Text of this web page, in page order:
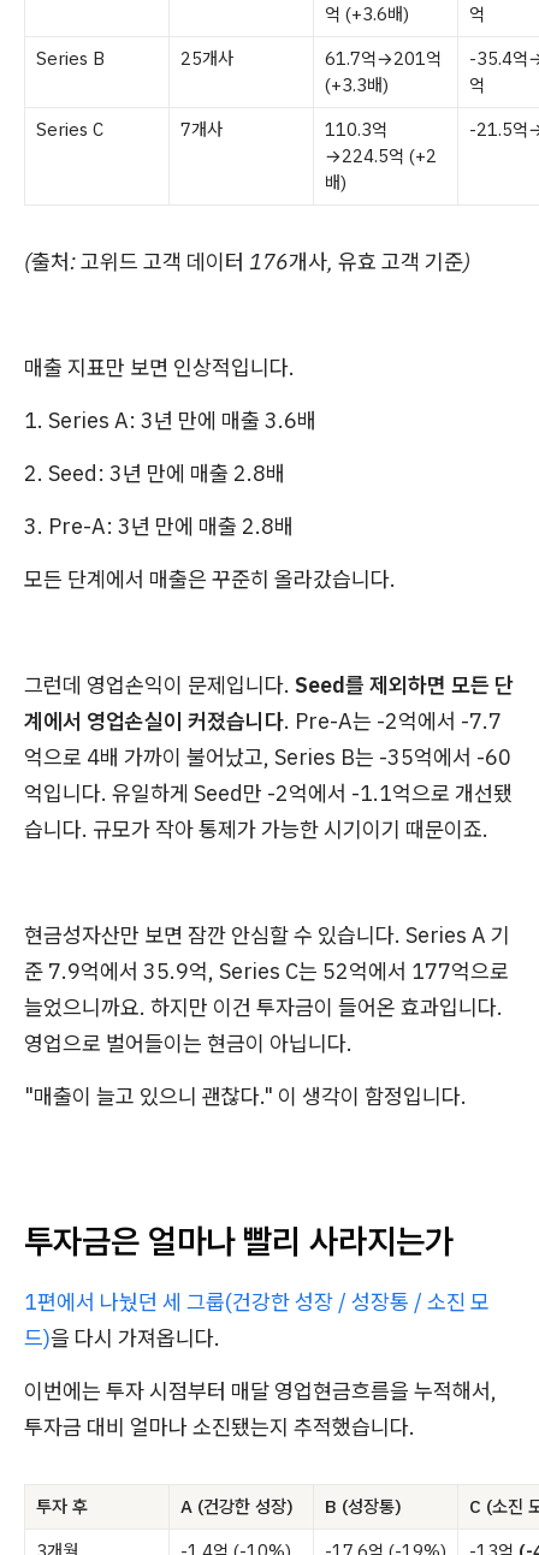
억 (+3.6배)
억
Series B
25개사
61.7억→201억
(+3.3배)
-35.4억
억
Series C
7개사
110.3억
→224.5억 (+2
배)
-21.5억
(출처: 고위드 고객 데이터 176개사, 유효 고객 기준)
매출 지표만 보면 인상적입니다.
1. Series A: 3년 만에 매출 3.6배
2. Seed: 3년 만에 매출 2.8배
3. Pre-A: 3년 만에 매출 2.8배
모든 단계에서 매출은 꾸준히 올라갔습니다.
그런데 영업손익이 문제입니다. Seed를 제외하면 모든 단
계에서 영업손실이 커졌습니다. Pre-A는 -2억에서 -7.7
억으로 4배 가까이 불어났고, Series B는 -35억에서 -60
억입니다. 유일하게 Seed만 -2억에서 -1.1억으로 개선됐
습니다. 규모가 작아 통제가 가능한 시기이기 때문이죠.
현금성자산만 보면 잠깐 안심할 수 있습니다. Series A 기
준 7.9억에서 35.9억, Series C는 52억에서 177억으로
늘었으니까요. 하지만 이건 투자금이 들어온 효과입니다.
영업으로 벌어들이는 현금이 아닙니다.
"매출이 늘고 있으니 괜찮다." 이 생각이 함정입니다.
투자금은 얼마나 빨리 사라지는가
1편에서 나눴던 세 그룹(건강한 성장 / 성장통 / 소진 모
드)을 다시 가져옵니다.
이번에는 투자 시점부터 매달 영업현금흐름을 누적해서,
투자금 대비 얼마나 소진됐는지 추적했습니다.
투자 후 A (건강한 성장) B (성장통)
C (소진